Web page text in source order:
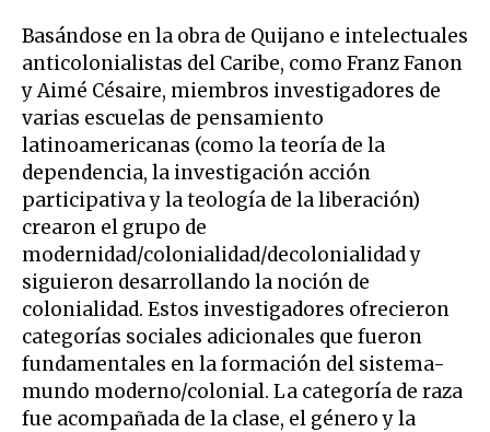
Basándose en la obra de Quijano e intelectuales
anticolonialistas del Caribe, como Franz Fanon
y Aimé Césaire, miembros investigadores de
varias escuelas de pensamiento
latinoamericanas (como la teoría de la
dependencia, la investigación acción
participativa y la teología de la liberación)
crearon el grupo de
modernidad/colonialidad/decolonialidad y
siguieron desarrollando la noción de
colonialidad. Estos investigadores ofrecieron
categorías sociales adicionales que fueron
fundamentales en la formación del sistema-
mundo moderno/colonial. La categoría de raza
fue acompañada de la clase, el género y la